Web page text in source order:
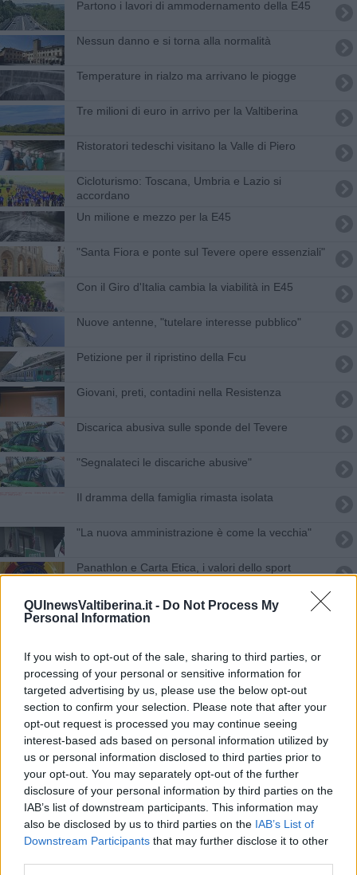
QUInewsValtiberina.it - Do Not Process My
Personal Information
If you wish to opt-out of the sale, sharing to third parties, or
processing of your personal or sensitive information for
targeted advertising by us, please use the below opt-out
section to confirm your selection. Please note that after your
opt-out request is processed you may continue seeing
interest-based ads based on personal information utilized by
us or personal information disclosed to third parties prior to
your opt-out. You may separately opt-out of the further
disclosure of your personal information by third parties on the
IAB’s list of downstream participants. This information may
also be disclosed by us to third parties on the IAB’s List of
Downstream Participants that may further disclose it to other
Partono i lavori di ammodernamento della E45
Nessun danno e si torna alla normalità
Temperature in rialzo ma arrivano le piogge
Tre milioni di euro in arrivo per la Valtiberina
Ristoratori tedeschi visitano la Valle di Piero
Cicloturismo: Toscana, Umbria e Lazio si
accordano
Un milione e mezzo per la E45
"Santa Fiora e ponte sul Tevere opere essenziali"
Con il Giro d'Italia cambia la viabilità in E45
Nuove antenne, "tutelare interesse pubblico"
Petizione per il ripristino della Fcu
Giovani, preti, contadini nella Resistenza
Discarica abusiva sulle sponde del Tevere
"Segnalateci le discariche abusive"
Il dramma della famiglia rimasta isolata
"La nuova amministrazione è come la vecchia"
Panathlon e Carta Etica, i valori dello sport
Torna a riunirsi il Consiglio Comunale
La tutela da rischio sismico in Valtiberina
Comune a lavoro sul Parco del Tevere
Il parcheggio di San Puccio torna gratuito
Il Ponte sul Tevere slitta al 2017
Nuovi incontri pubblici per Cornioli
Continua a nevicare